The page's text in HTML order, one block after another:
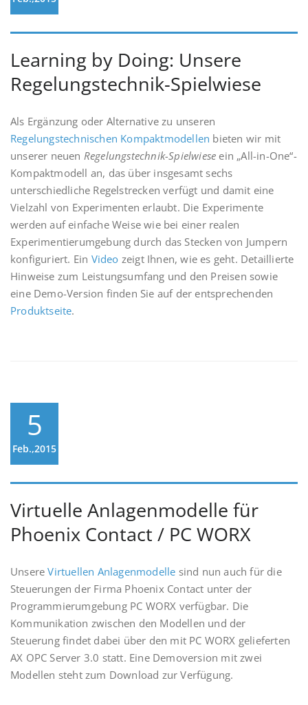
Learning by Doing: Unsere
Regelungstechnik-Spielwiese
Als Ergänzung oder Alternative zu unseren
Regelungstechnischen Kompaktmodellen bieten wir mit
unserer neuen Regelungstechnik-Spielwiese ein „All-in-One“-
Kompaktmodell an, das über insgesamt sechs
unterschiedliche Regelstrecken verfügt und damit eine
Vielzahl von Experimenten erlaubt. Die Experimente
werden auf einfache Weise wie bei einer realen
Experimentierumgebung durch das Stecken von Jumpern
konfiguriert. Ein Video zeigt Ihnen, wie es geht. Detaillierte
Hinweise zum Leistungsumfang und den Preisen sowie
eine Demo-Version finden Sie auf der entsprechenden
Produktseite.
5
Feb.,2015
Virtuelle Anlagenmodelle für
Phoenix Contact / PC WORX
UnsereVirtuellen Anlagenmodelle sind nun auch für die
Steuerungen der Firma Phoenix Contact unter der
Programmierumgebung PC WORX verfügbar. Die
Kommunikation zwischen den Modellen und der
Steuerung findet dabei über den mit PC WORX gelieferten
AX OPC Server 3.0 statt. Eine Demoversion mit zwei
Modellen steht zum Download zur Verfügung.